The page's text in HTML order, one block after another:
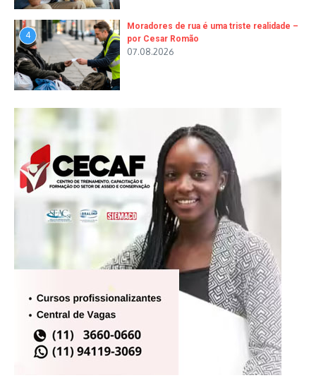
4
Moradores de rua é uma triste realidade –
por Cesar Romão
07.08.2026